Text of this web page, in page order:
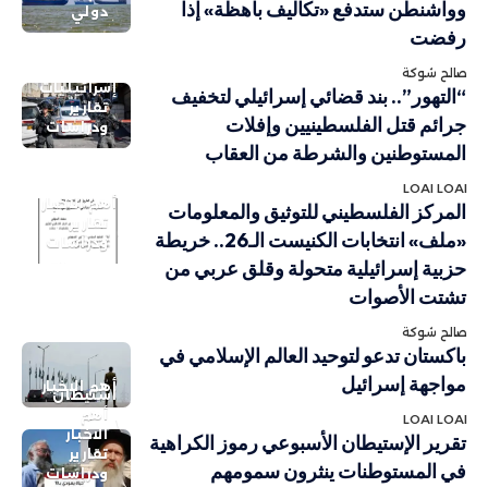
دولي
وواشنطن ستدفع «تكاليف باهظة» إذا
رفضت
صالح شوكة
إسرائيليات
تقارير
ودراسات
“التهور”.. بند قضائي إسرائيلي لتخفيف
جرائم قتل الفلسطينيين وإفلات
المستوطنين والشرطة من العقاب
LOAI LOAI
أهم الاخبار
تقارير
ودراسات
المركز الفلسطيني للتوثيق والمعلومات
«ملف» انتخابات الكنيست الـ26.. خريطة
حزبية إسرائيلية متحولة وقلق عربي من
تشتت الأصوات
صالح شوكة
أهم الاخبار
باكستان تدعو لتوحيد العالم الإسلامي في
مواجهة إسرائيل
LOAI LOAI
استيطان
أهم
الاخبار
تقارير
ودراسات
تقرير الإستيطان الأسبوعي رموز الكراهية
في المستوطنات ينثرون سمومهم